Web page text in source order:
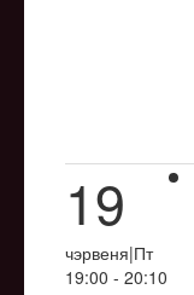
19
чэрвеня|Пт
19:00 - 20:10